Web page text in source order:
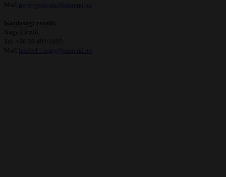
Mail peter.gyurcsik@mineral.eu
Gazdasági vezető:
Nagy László
Tel.
+36 30 493-2495
Mail
laszlo11.nagy@mineral.eu